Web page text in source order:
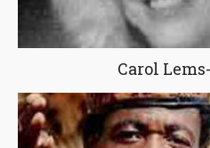
Carol